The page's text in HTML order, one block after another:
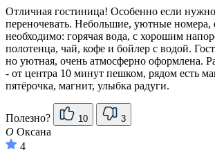
Отличная гостиница! Особенно если
переночевать. Небольшие, уютные номера,
необходимо: горячая вода, с хорошим
полотенца, чай, кофе и бойлер с водой.
но уютная, очень атмосферно оформлена.
- от центра 10 минут пешком, рядом есть
пятёрочка, магнит, улыбка радуги.
Полезно? 10 3
О Оксана
4